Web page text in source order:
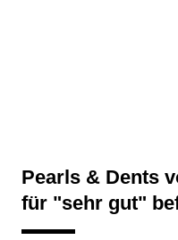
Pearls & Dents
für "sehr gut"